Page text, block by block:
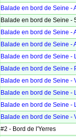
Balade en bord de Seine -
Balade en bord de Seine -
Balade en bord de Seine -
Balade en bord de Seine -
Balade en bord de Seine -
Balade en bord de Seine -
Balade en bord de Seine -
Balade en bord de Seine -
Balade en bord de Seine -
Balade en bord de Seine -
#2 - Bord de l'Yerres